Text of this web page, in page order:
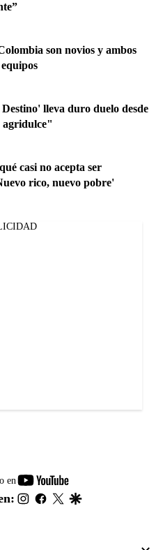
son novios y ambos
lleva duro duelo desde
agridulce"
casi no acepta ser
rico, nuevo pobre'
en
youtube-
footer
instagram
facebook
twitter